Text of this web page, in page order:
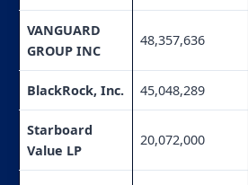
VANGUARD
GROUP INC
48,357,636
BlackRock, Inc. 45,048,289
Starboard
Value LP
20,072,000